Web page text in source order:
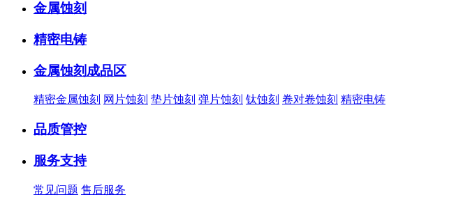
金属蚀刻
精密电铸
金属蚀刻成品区
精密金属蚀刻 网片蚀刻 垫片蚀刻 弹片蚀刻 钛蚀刻 卷对卷蚀刻 精密电铸
品质管控
服务支持
常见问题 售后服务